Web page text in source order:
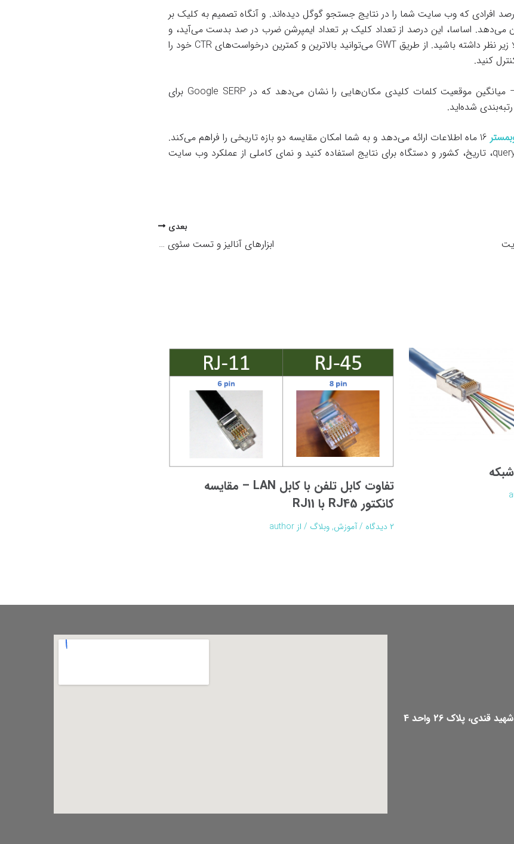
افرادی که وب سایت شما را در نتایج جستجو گوگل دیده‌اند. و آنگاه تصمیم به کلیک بر
می‌دهد. اساسا، این درصد از تعداد کلیک بر تعداد ایمپرشن ضرب در صد بدست می‌آید، و
قطعا معیاری است که باید کاملا زیر نظر داشته باشید. از طریق GWT می‌توانید بالاترین و کمترین درخواست‌های CTR خود را
کنید.
میانگین موقعیت کلمه کلیدی – میانگین موقعیت کلمات کلیدی مکان‌هایی را نشان می‌دهد که در Google SERP برای
شده‌اید.
16 ماه اطلاعات ارائه می‌دهد و به شما امکان مقایسه دو بازه تاریخی را فراهم می‌کند.
همچنین می‌توانید از فیلترهای query، تاریخ، کشور و دستگاه برای نتایج استفاده کنید و نمای کاملی از عملکرد وب سایت
بعدی
ابزارهای آنالیز و تست سئوی سایت
تفاوت کابل تلفن با کابل LAN – مقایسه
کانکتور RJ45 با RJ11
۲ دیدگاه /آموزش,وبلاگ / از author
پلاک 26 واحد 4